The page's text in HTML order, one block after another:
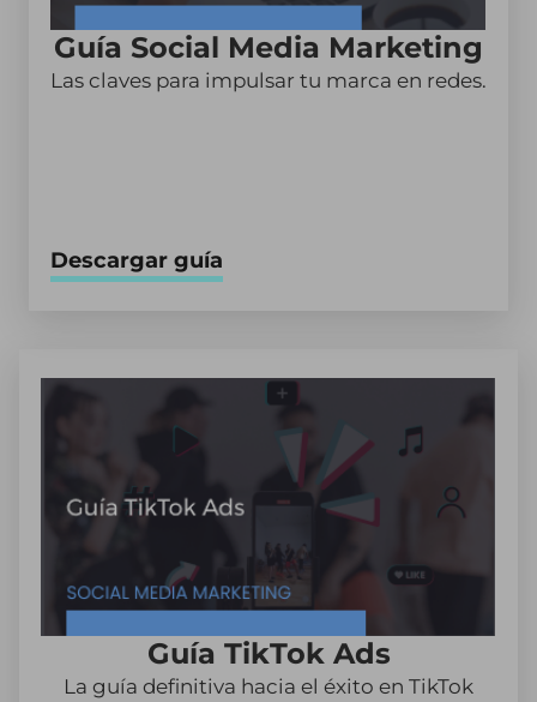
Guía Social Media Marketing
Las claves para impulsar tu marca en redes.
Descargar guía
Guía TikTok Ads
La guía definitiva hacia el éxito en TikTok